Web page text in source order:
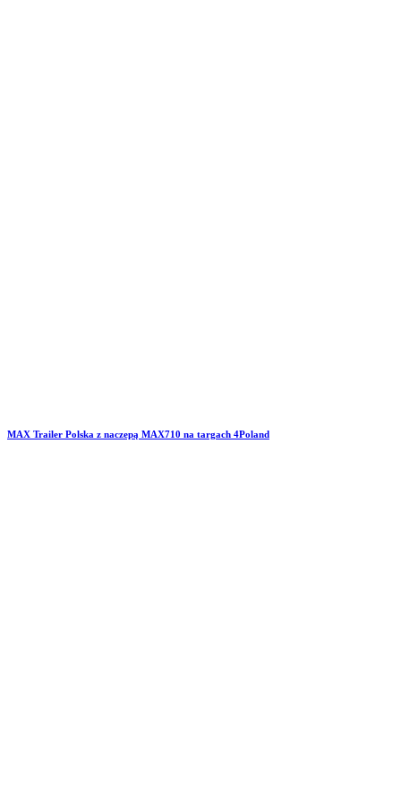
MAX Trailer Polska z naczepą MAX710 na targach 4Poland